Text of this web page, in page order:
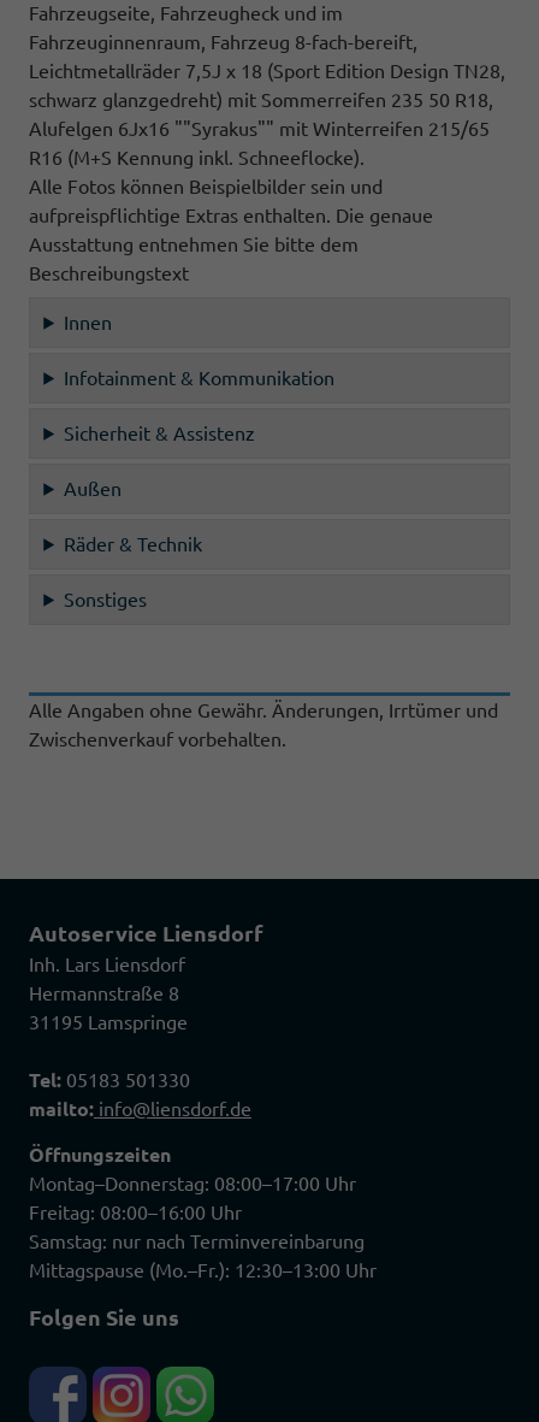
Fahrzeugseite, Fahrzeugheck und im
Fahrzeuginnenraum, Fahrzeug 8-fach-bereift,
Leichtmetallräder 7,5J x 18 (Sport Edition Design TN28,
schwarz glanzgedreht) mit Sommerreifen 235 50 R18,
Alufelgen 6Jx16 ""Syrakus"" mit Winterreifen 215/65
R16 (M+S Kennung inkl. Schneeflocke).
Alle Fotos können Beispielbilder sein und
aufpreispflichtige Extras enthalten. Die genaue
Ausstattung entnehmen Sie bitte dem
Beschreibungstext
Innen
Infotainment & Kommunikation
Sicherheit & Assistenz
Außen
Räder & Technik
Sonstiges
Alle Angaben ohne Gewähr. Änderungen, Irrtümer und
Zwischenverkauf vorbehalten.
Autoservice Liensdorf
Inh. Lars Liensdorf
Hermannstraße 8
31195 Lamspringe
Tel: 05183 501330
mailto: info@liensdorf.de
Öffnungszeiten
Montag–Donnerstag: 08:00–17:00 Uhr
Freitag: 08:00–16:00 Uhr
Samstag: nur nach Terminvereinbarung
Mittagspause (Mo.–Fr.): 12:30–13:00 Uhr
Folgen Sie uns